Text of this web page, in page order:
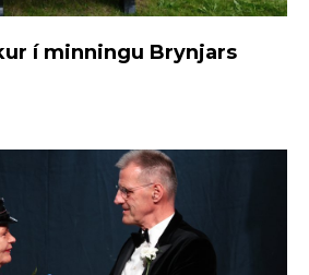
í minningu Brynjars